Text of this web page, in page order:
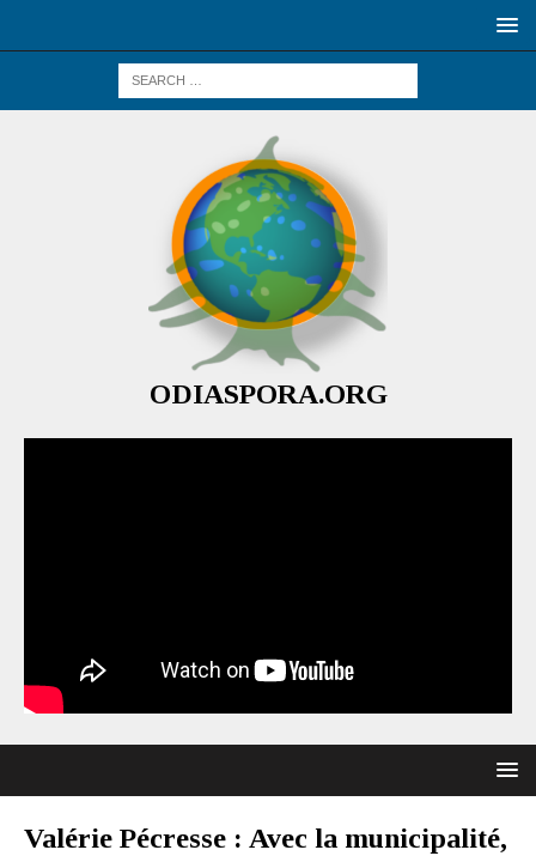
ODIASPORA.ORG
Valérie Pécresse : Avec la municipalité,